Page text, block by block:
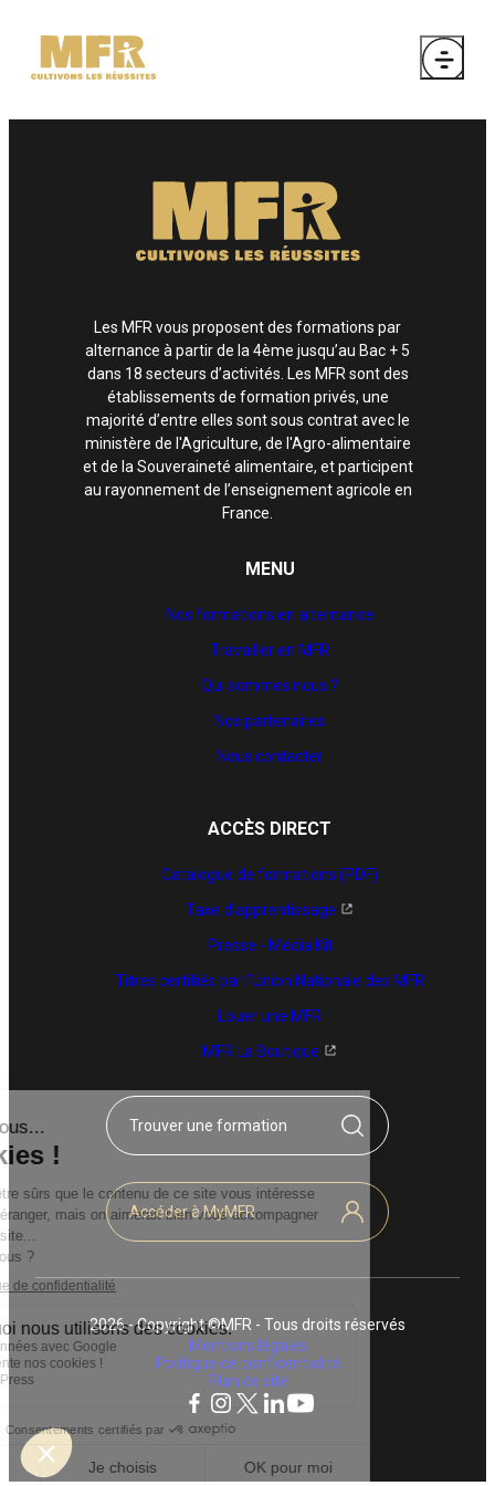
Les MFR vous proposent des formations par
alternance à partir de la 4ème jusqu’au Bac + 5
dans 18 secteurs d’activités. Les MFR sont des
établissements de formation privés, une
majorité d’entre elles sont sous contrat avec le
ministère de l'Agriculture, de l'Agro-alimentaire
et de la Souveraineté alimentaire, et participent
au rayonnement de l’enseignement agricole en
France.
MENU
Nos formations en alternance
Travailler en MFR
Qui sommes nous ?
Nos partenaires
Nous contacter
ACCÈS DIRECT
Catalogue de formations (PDF)
Taxe d'apprentissage
Presse - Média Kit
Titres certifiés par l’Union Nationale des MFR
Louer une MFR
MFR La Boutique
Trouver une formation
Accéder à MyMFR
2026 - Copyright ©MFR - Tous droits réservés
Mentions légales
Politique de confidentialité
Plan de site